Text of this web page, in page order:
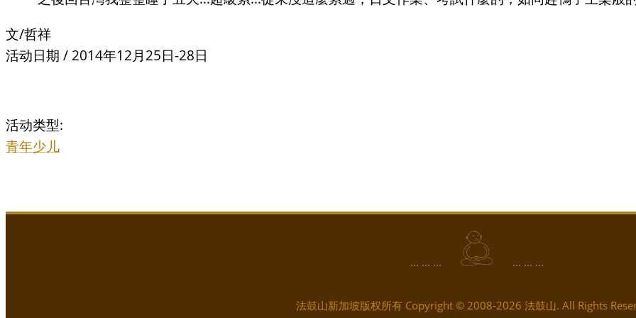
文/哲祥
活动日期 / 2014年12月25日-28日
活动类型:
青年少儿
... ... ... ... ... ...
法鼓山新加坡版权所有 Copyright © 2008-2026 法鼓山. All Rights